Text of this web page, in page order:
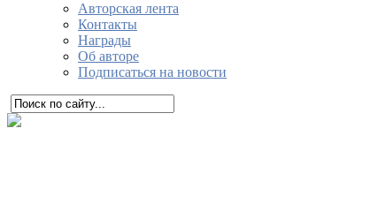
Авторская лента
Контакты
Награды
Об авторе
Подписаться на новости